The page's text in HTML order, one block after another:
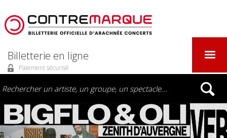
Billetterie en ligne
Paiement sécurisé